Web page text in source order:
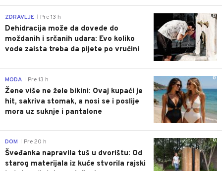
0
ZDRAVLJE Pre 13 h
Dehidracija može da dovede do
moždanih i srčanih udara: Evo koliko
vode zaista treba da pijete po vrućini
0
MODA Pre 13 h
Žene više ne žele bikini: Ovaj kupaći je
hit, sakriva stomak, a nosi se i poslije
mora uz suknje i pantalone
0
DOM Pre 20 h
Šveđanka napravila tuš u dvorištu: Od
starog materijala iz kuće stvorila rajski